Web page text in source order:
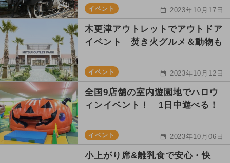
イベント 2023年10月17日
木更津アウトレットでアウトドア
イベント 焚き火グルメ＆動物も
イベント 2023年10月12日
全国9店舗の室内遊園地でハロウ
ィンイベント！ 1日中遊べる！
イベント 2023年10月06日
小上がり席&離乳食で安心・快